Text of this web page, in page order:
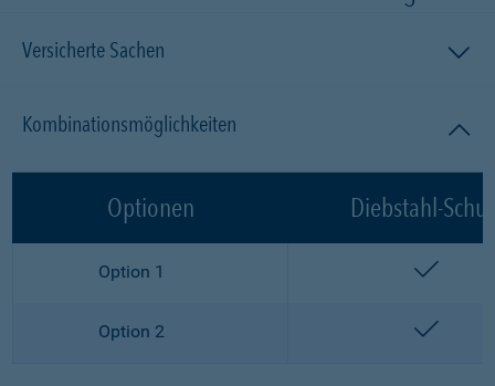
Versicherte Sachen
Kombinationsmöglichkeiten
Optionen Diebstahl-
Option 1
Option 2